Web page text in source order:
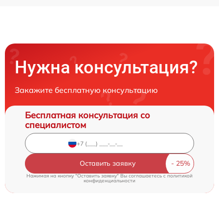
Нужна консультация?
Закажите бесплатную консультацию
Бесплатная консультация со
специалистом
Оставить заявку
Нажимая на кнопку "Оставить заявку" Вы соглашаетесь cполитикой
конфиденциальности